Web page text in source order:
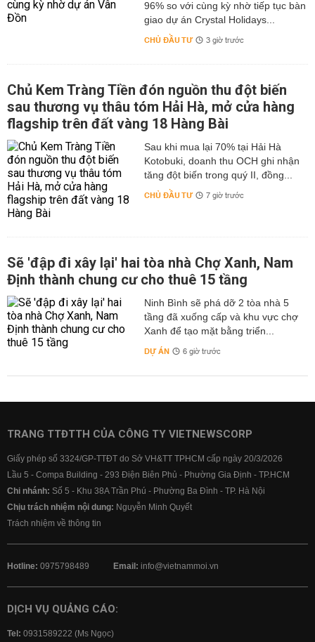
96% so với cùng kỳ nhờ tiếp tục bàn
giao dự án Crystal Holidays...
CHỦ ĐẦU TƯ 3 giờ trước
Chủ Kem Tràng Tiền đón nguồn thu đột biến
sau thương vụ thâu tóm Hải Hà, mở cửa hàng
flagship trên đất vàng 18 Hàng Bài
Sau khi mua lại 70% tại Hải Hà
Kotobuki, doanh thu OCH ghi nhận
tăng đột biến trong quý II, đồng...
CHỦ ĐẦU TƯ 7 giờ trước
Sẽ 'đập đi xây lại' hai tòa nhà Chợ Xanh, Nam
Định thành chung cư cho thuê 15 tầng
Ninh Bình sẽ phá dỡ 2 tòa nhà 5
tầng đã xuống cấp và khu vực chợ
Xanh để tạo mặt bằng triển...
DỰ ÁN 6 giờ trước
TRANG TTĐTTH CỦA CÔNG TY VIETNEWSCORP
Giấy phép số 3324/GP-TTĐT do Sở VH&TT TPHCM cấp ngày 20/3/2026
Lầu 5 - Compa Building - 293 Điện Biên Phủ - Phường Gia Định - TP.HCM
Chi nhánh: Số 5 - Khu 38A Trần Phú - Phường Ba Đình - TP. Hà Nội
Chịu trách nhiệm nội dung: Nguyễn Minh Quyết
Trách nhiệm về thông tin
Hotline: 0975798489 Email: info@vietnammoi.vn
DỊCH VỤ QUẢNG CÁO:
Tel: 0931589222 (Ms Ngọc)